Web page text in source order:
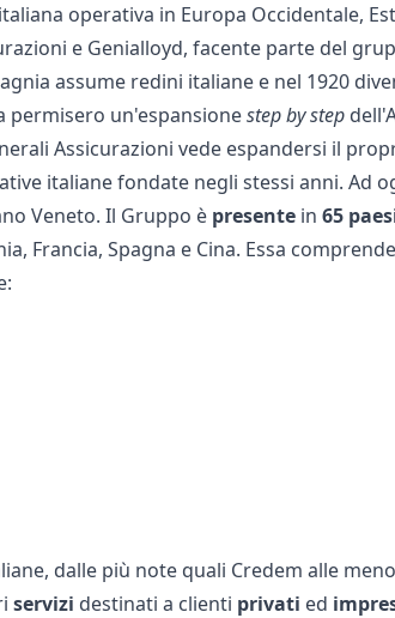
italiana operativa in Europa Occidentale,
e Genialloyd, facente parte del
assume redini italiane e nel 1920
permisero un'espansionestep by step
Assicurazioni vede espandersi il
italiane fondate negli stessi anni. Ad
Veneto. Il Gruppo è presentein 65
Francia, Spagna e Cina. Essa
dalle più note quali Credem alle
servizi destinati a clienti privati ed